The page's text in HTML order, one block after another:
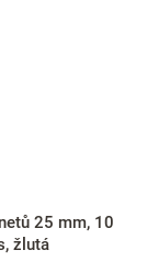
25 mm, 10
žlutá